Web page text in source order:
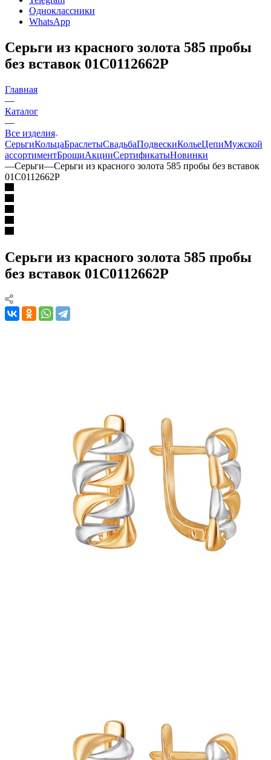
Одноклассники
WhatsApp
Серьги из красного золота 585 пробы
без вставок 01С0112662Р
Главная
—
Каталог
—
Все изделия
СерьгиКольцаБраслетыСвадьбаПодвескиКольеЦепиМужской
ассортиментБрошиАкцииСертификатыНовинки
—Серьги—Серьги из красного золота 585 пробы без вставок
01С0112662Р
Серьги из красного золота 585 пробы
без вставок 01С0112662Р